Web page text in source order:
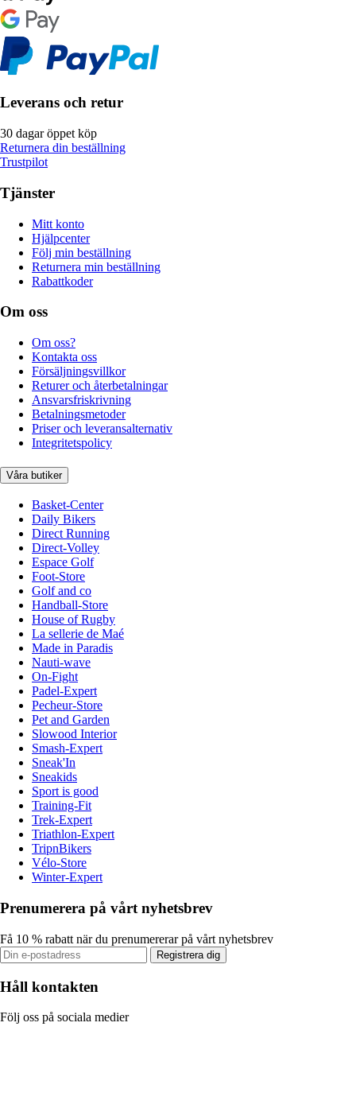
Leverans och retur
30 dagar öppet köp
Returnera din beställning
Trustpilot
Tjänster
Mitt konto
Hjälpcenter
Följ min beställning
Returnera min beställning
Rabattkoder
Om oss
Om oss?
Kontakta oss
Försäljningsvillkor
Returer och återbetalningar
Ansvarsfriskrivning
Betalningsmetoder
Priser och leveransalternativ
Integritetspolicy
Våra butiker
Basket-Center
Daily Bikers
Direct Running
Direct-Volley
Espace Golf
Foot-Store
Golf and co
Handball-Store
House of Rugby
La sellerie de Maé
Made in Paradis
Nauti-wave
On-Fight
Padel-Expert
Pecheur-Store
Pet and Garden
Slowood Interior
Smash-Expert
Sneak'In
Sneakids
Sport is good
Training-Fit
Trek-Expert
Triathlon-Expert
TripnBikers
Vélo-Store
Winter-Expert
Prenumerera på vårt nyhetsbrev
Få 10 % rabatt när du prenumererar på vårt nyhetsbrev
Registrera dig
Håll kontakten
Följ oss på sociala medier